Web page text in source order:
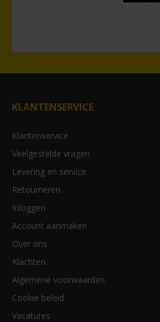
KLANTENSERVICE
Klantenservice
Veelgestelde vragen
Levering en service
Retourneren
Inloggen
Account aanmaken
Over ons
Klachten
Algemene voorwaarden
Cookie beleid
Vacatures